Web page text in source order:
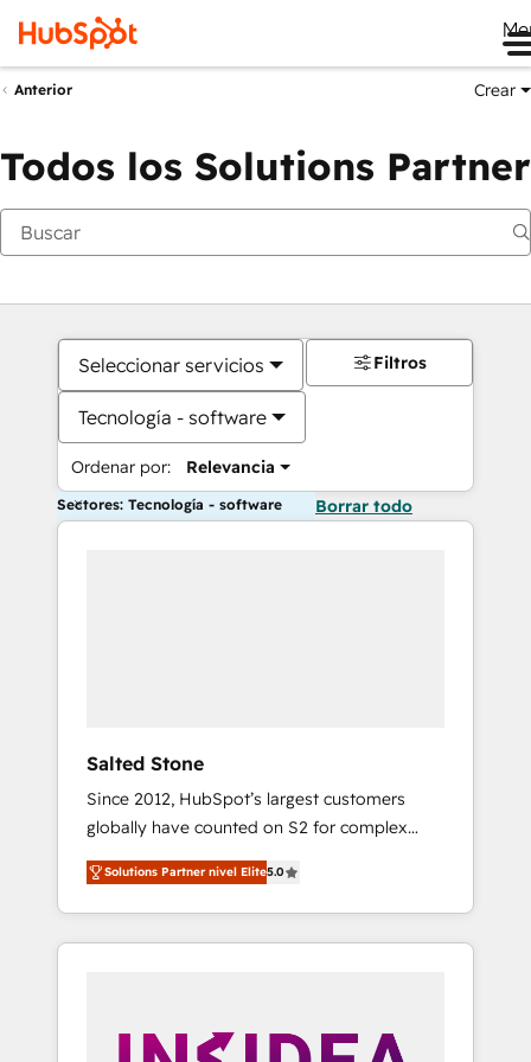
Anterior Crear
Todos los Solutions Partner
Seleccionar servicios
Tecnología - software
Ordenar por: Relevancia
Filtros
Sectores: Tecnología - software Borrar todo
Salted Stone
Since 2012, HubSpot’s largest customers
globally have counted on S2 for complex
migrations, change management, systems
integration, and creative solutions that
deliver measurable impact and transform
brand experiences As one of the few full-
globally regionalized HubSpot websites,
Solutions Partner nivel Elite5.0